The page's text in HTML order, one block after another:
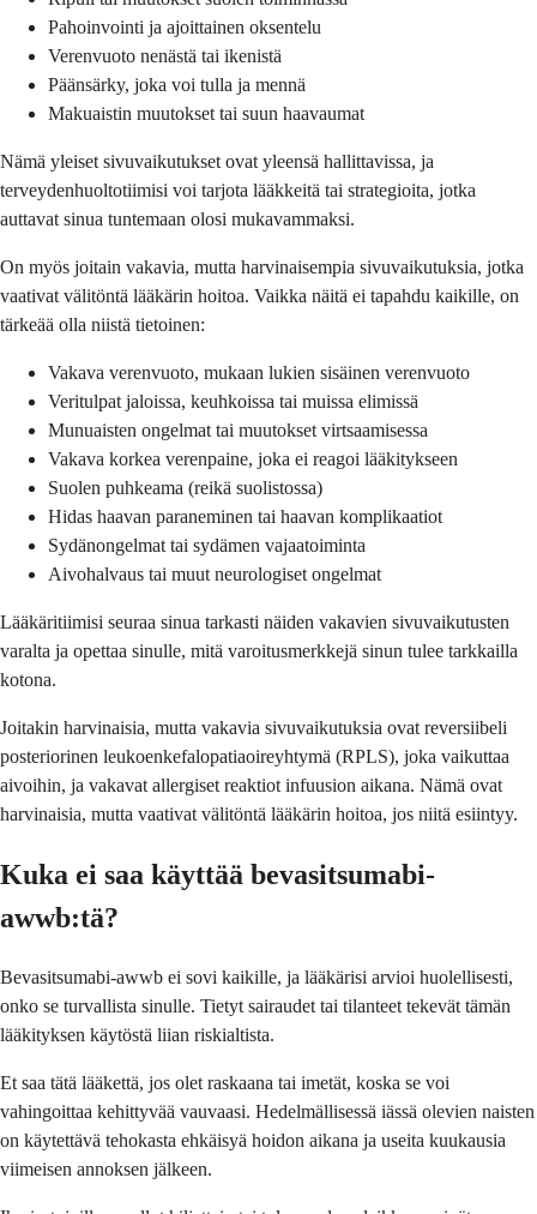
Pahoinvointi ja ajoittainen oksentelu
Verenvuoto nenästä tai ikenistä
Päänsärky, joka voi tulla ja mennä
Makuaistin muutokset tai suun haavaumat
Nämä yleiset sivuvaikutukset ovat yleensä hallittavissa, ja
terveydenhuoltotiimisi voi tarjota lääkkeitä tai strategioita, jotka
auttavat sinua tuntemaan olosi mukavammaksi.
On myös joitain vakavia, mutta harvinaisempia sivuvaikutuksia, jotka
vaativat välitöntä lääkärin hoitoa. Vaikka näitä ei tapahdu kaikille, on
tärkeää olla niistä tietoinen:
Vakava verenvuoto, mukaan lukien sisäinen verenvuoto
Veritulpat jaloissa, keuhkoissa tai muissa elimissä
Munuaisten ongelmat tai muutokset virtsaamisessa
Vakava korkea verenpaine, joka ei reagoi lääkitykseen
Suolen puhkeama (reikä suolistossa)
Hidas haavan paraneminen tai haavan komplikaatiot
Sydänongelmat tai sydämen vajaatoiminta
Aivohalvaus tai muut neurologiset ongelmat
Lääkäritiimisi seuraa sinua tarkasti näiden vakavien sivuvaikutusten
varalta ja opettaa sinulle, mitä varoitusmerkkejä sinun tulee tarkkailla
kotona.
Joitakin harvinaisia, mutta vakavia sivuvaikutuksia ovat reversiibeli
posteriorinen leukoenkefalopatiaoireyhtymä (RPLS), joka vaikuttaa
aivoihin, ja vakavat allergiset reaktiot infuusion aikana. Nämä ovat
harvinaisia, mutta vaativat välitöntä lääkärin hoitoa, jos niitä esiintyy.
Kuka ei saa käyttää bevasitsumabi-
awwb:tä?
Bevasitsumabi-awwb ei sovi kaikille, ja lääkärisi arvioi huolellisesti,
onko se turvallista sinulle. Tietyt sairaudet tai tilanteet tekevät tämän
lääkityksen käytöstä liian riskialtista.
Et saa tätä lääkettä, jos olet raskaana tai imetät, koska se voi
vahingoittaa kehittyvää vauvaasi. Hedelmällisessä iässä olevien naisten
on käytettävä tehokasta ehkäisyä hoidon aikana ja useita kuukausia
viimeisen annoksen jälkeen.